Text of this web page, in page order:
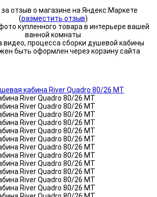
за отзыв о магазине на Яндекс.Маркете
(разместить отзыв)
купленного товара в интерьере вашей
ванной комнаты
видео, процесса сборки душевой кабины
быть оформлен через корзину сайта